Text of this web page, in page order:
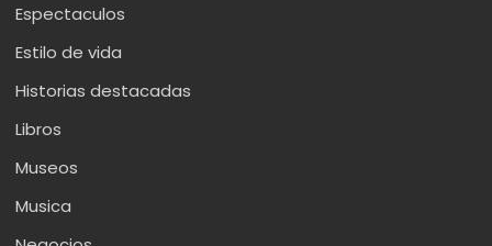
Espectaculos
Estilo de vida
Historias destacadas
Libros
Museos
Musica